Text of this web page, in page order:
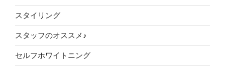
スタイリング
スタッフのオススメ♪
セルフホワイトニング